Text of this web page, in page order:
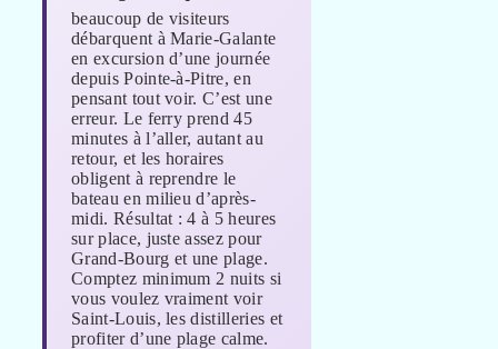
beaucoup de visiteurs
débarquent à Marie-Galante
en excursion d’une journée
depuis Pointe-à-Pitre, en
pensant tout voir. C’est une
erreur. Le ferry prend 45
minutes à l’aller, autant au
retour, et les horaires
obligent à reprendre le
bateau en milieu d’après-
midi. Résultat : 4 à 5 heures
sur place, juste assez pour
Grand-Bourg et une plage.
Comptez minimum 2 nuits si
vous voulez vraiment voir
Saint-Louis, les distilleries et
profiter d’une plage calme.